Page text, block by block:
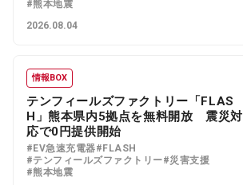
#熊本地震
2026.08.04
情報BOX
テンフィールズファクトリー「FLAS
H」熊本県内5拠点を無料開放 震災対
応で0円提供開始
#EV急速充電器#FLASH
#テンフィールズファクトリー#災害支援
#熊本地震